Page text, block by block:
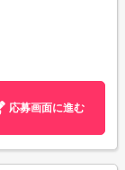
応募画面に進む